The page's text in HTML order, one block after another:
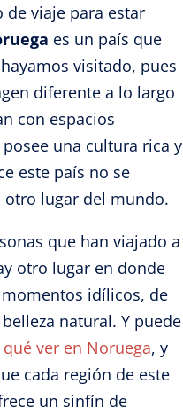
viaje para estar
es un país que
visitado, pues
diferente a lo largo
con espacios
una cultura rica y
este país no se
lugar del mundo.
que han viajado a
otro lugar en donde
idílicos, de
natural. Y puede
qué ver en Noruega, y
cada región de este
un sinfín de